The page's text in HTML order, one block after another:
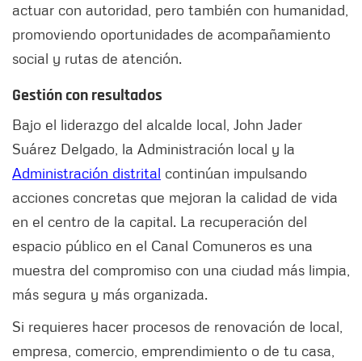
actuar con autoridad, pero también con humanidad,
promoviendo oportunidades de acompañamiento
social y rutas de atención.
Gestión con resultados
Bajo el liderazgo del alcalde local, John Jader
Suárez Delgado, la Administración local y la
Administración distrital continúan impulsando
acciones concretas que mejoran la calidad de vida
en el centro de la capital. La recuperación del
espacio público en el Canal Comuneros es una
muestra del compromiso con una ciudad más limpia,
más segura y más organizada.
Si requieres hacer procesos de renovación de local,
empresa, comercio, emprendimiento o de tu casa,